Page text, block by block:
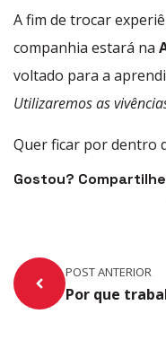
A fim de trocar
companhia estará na
voltado para a
Utilizaremos as
Quer ficar por dentro
Gostou?
POST ANTERIOR